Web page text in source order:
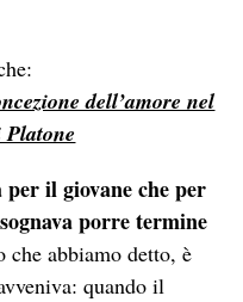
dell’amore nel
Platone
il giovane che per
porre termine
abbiamo detto, è
quando il